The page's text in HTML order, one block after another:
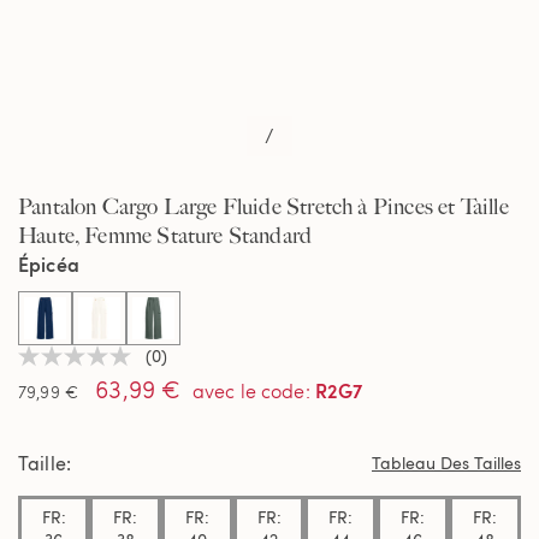
/
Pantalon Cargo Large Fluide Stretch à Pinces et Taille
Haute, Femme Stature Standard
Aucune
valeur
de
sur
même
page.
(0)
79,99 €
63,99 € avec le code: R2G7
Épicéa
selected
Taille Tableau Des Tailles
FR:
FR:
FR:
FR:
FR:
FR:
FR: